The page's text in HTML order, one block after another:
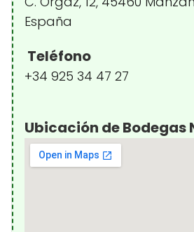
España
Teléfono
+34 925 34 47 27
Ubicación de Bodegas